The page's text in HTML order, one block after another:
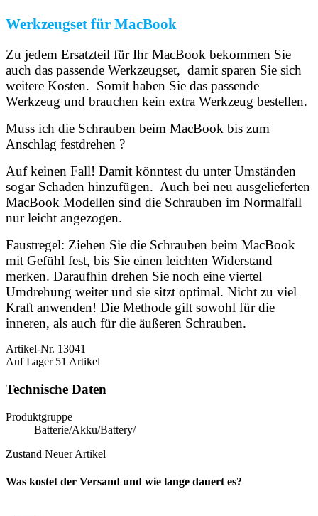
Werkzeugset für MacBook
Zu jedem Ersatzteil für Ihr MacBook bekommen Sie
auch das passende Werkzeugset, damit sparen Sie sich
weitere Kosten. Somit haben Sie das passende
Werkzeug und brauchen kein extra Werkzeug bestellen.
Muss ich die Schrauben beim MacBook bis zum
Anschlag festdrehen ?
Auf keinen Fall! Damit könntest du unter Umständen
sogar Schaden hinzufügen. Auch bei neu ausgelieferten
MacBook Modellen sind die Schrauben im Normalfall
nur leicht angezogen.
Faustregel: Ziehen Sie die Schrauben beim MacBook
mit Gefühl fest, bis Sie einen leichten Widerstand
merken. Daraufhin drehen Sie noch eine viertel
Umdrehung weiter und sie sitzt optimal. Nicht zu viel
Kraft anwenden! Die Methode gilt sowohl für die
inneren, als auch für die äußeren Schrauben.
Artikel-Nr. 13041
Auf Lager 51 Artikel
Technische Daten
Produktgruppe
Batterie/Akku/Battery/
Zustand Neuer Artikel
Was kostet der Versand und wie lange dauert es?